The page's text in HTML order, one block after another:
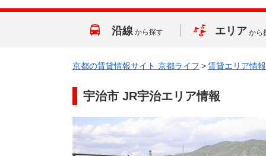
沿線 から探す エリア から
京都の賃貸情報サイト 京都ライフ >賃貸エリア情報
宇治市 JR宇治エリア情報